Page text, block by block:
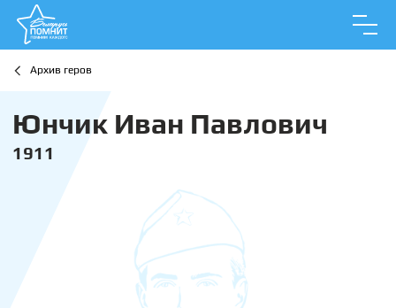
Архив геров
Юнчик Иван Павлович
1911